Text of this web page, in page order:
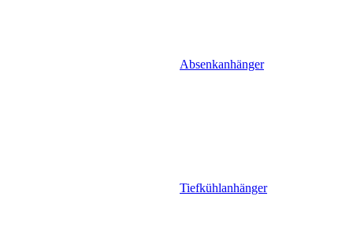
Absenkanhänger
Tiefkühlanhänger